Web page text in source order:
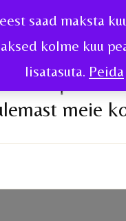
saad maksta
kolme kuu
lisatasuta. Peida
meie